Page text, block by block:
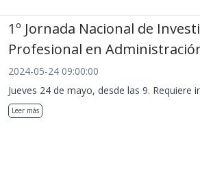
1º Jornada Nacional de
Profesional en
2024-05-24 09:00:00
Jueves 24 de mayo, desde las 9. Requiere
Leer más